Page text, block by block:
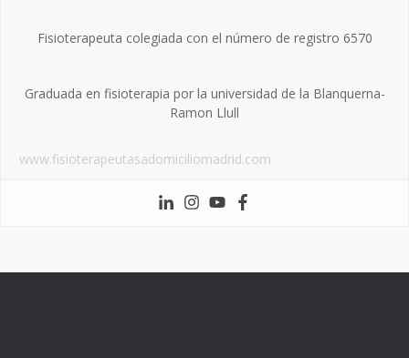
Fisioterapeuta colegiada con el número de registro 6570
Graduada en fisioterapia por la universidad de la Blanquerna-
Ramon Llull
www.fisioterapeutasadomiciliomadrid.com